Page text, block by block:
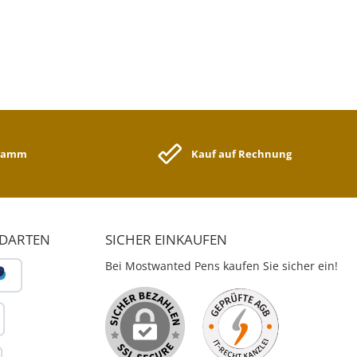
Kauf auf Rechnung
SICHER EINKAUFEN
Bei Mostwanted Pens kaufen Sie sicher ein!